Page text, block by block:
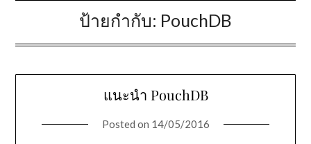
ป้ายกำกับ: PouchDB
แนะนำ PouchDB
Posted on 14/05/2016